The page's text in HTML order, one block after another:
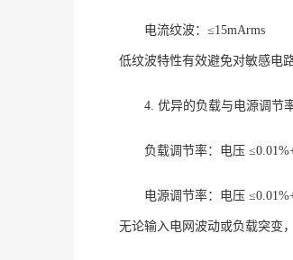
电流纹波： ≤15mArms
低纹波特性有效避免对敏感电
4. 优异的负载与电源调节
负载调节率：电压
电源调节率：电压
无论输入电网波动或负载突变